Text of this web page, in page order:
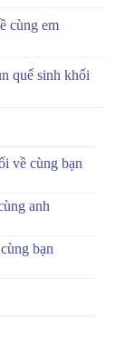
cùng em
quế sinh khối
về cùng bạn
anh
bạn